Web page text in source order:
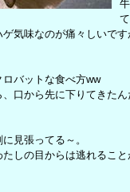
気味なのが痛々しいです
ロバットな食べ方ww
口から先に下りてきたん
見張ってる～。
たしの目からは逃れること